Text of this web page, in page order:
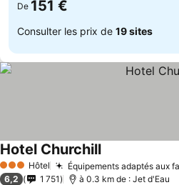
De 151 €
Consulter les prix de 19 sites
3 ÉtoilesHôtel Équipements adaptés aux
Hotel Churchill
6,2 1 751 à 0.3 km de : Jet d'Eau